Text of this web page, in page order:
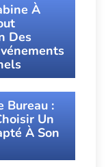
À
Des
Bureau :
Un
À Son